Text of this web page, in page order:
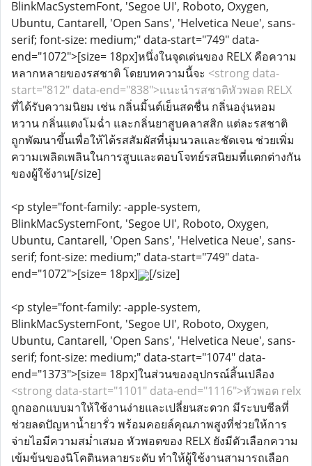
BlinkMacSystemFont, 'Segoe UI', Roboto, Oxygen,
Ubuntu, Cantarell, 'Open Sans', 'Helvetica Neue', sans-
serif; font-size: medium;" data-start="749" data-
end="1072">[size= 18px]หนึ่งในจุดเด่นของ RELX คือความ
หลากหลายของรสชาติ โดยบทความนี้จะ <strong data-
start="812" data-end="838">แนะนำรสชาติหัวพอต RELX
ที่ได้รับความนิยม เช่น กลิ่นมิ้นต์เย็นสดชื่น กลิ่นองุ่นหอม
หวาน กลิ่นแตงโมฉ่ำ และกลิ่นยาสูบคลาสสิก แต่ละรสชาติ
ถูกพัฒนาขึ้นเพื่อให้ได้รสสัมผัสที่นุ่มนวลและชัดเจน ช่วยเพิ่ม
ความเพลิดเพลินในการสูบและตอบโจทย์รสนิยมที่แตกต่างกัน
ของผู้ใช้งาน[/size]
<p style="font-family: -apple-system,
BlinkMacSystemFont, 'Segoe UI', Roboto, Oxygen,
Ubuntu, Cantarell, 'Open Sans', 'Helvetica Neue', sans-
serif; font-size: medium;" data-start="749" data-
end="1072">[size= 18px]
[/size]
<p style="font-family: -apple-system,
BlinkMacSystemFont, 'Segoe UI', Roboto, Oxygen,
Ubuntu, Cantarell, 'Open Sans', 'Helvetica Neue', sans-
serif; font-size: medium;" data-start="1074" data-
end="1373">[size= 18px]ในส่วนของอุปกรณ์สิ้นเปลือง
<strong data-start="1101" data-end="1116">หัวพอต relx
ถูกออกแบบมาให้ใช้งานง่ายและเปลี่ยนสะดวก มีระบบซีลที่
ช่วยลดปัญหาน้ำยารั่ว พร้อมคอยล์คุณภาพสูงที่ช่วยให้การ
จ่ายไอมีความสม่ำเสมอ หัวพอตของ RELX ยังมีตัวเลือกความ
เข้มข้นของนิโคตินหลายระดับ ทำให้ผู้ใช้งานสามารถเลือก